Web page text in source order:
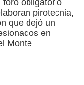
foro obligatorio
pirotecnia,
que dejó un
en
Monte